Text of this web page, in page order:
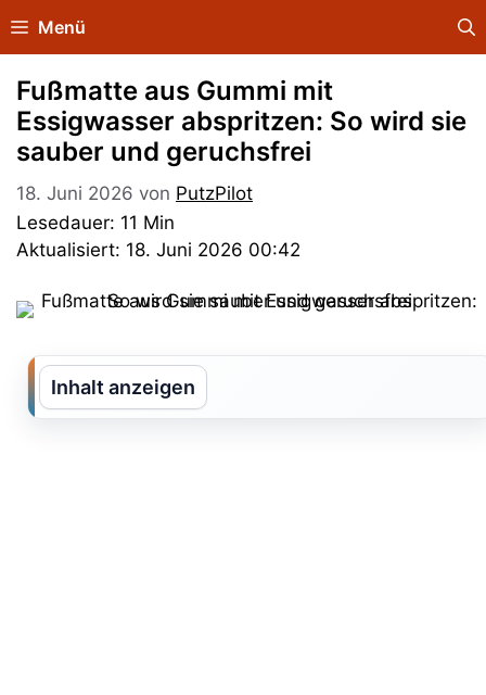
Inhalt
Menü
Fußmatte aus Gummi mit
Essigwasser abspritzen: So wird sie
sauber und geruchsfrei
18. Juni 2026 von PutzPilot
Lesedauer: 11 Min
Aktualisiert: 18. Juni 2026 00:42
Inhalt anzeigen